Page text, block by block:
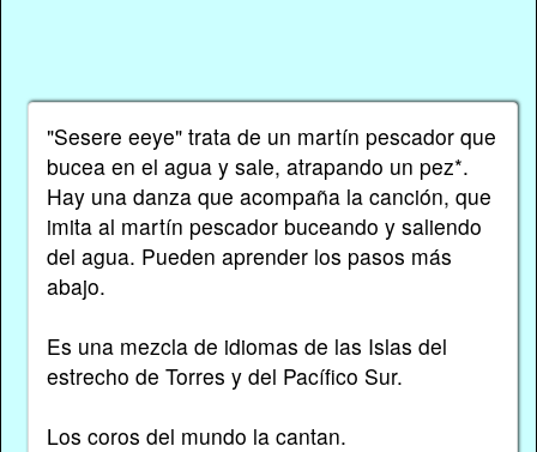
"Sesere eeye" trata de un martín pescador que
bucea en el agua y sale, atrapando un pez*.
Hay una danza que acompaña la canción, que
imita al martín pescador buceando y saliendo
del agua. Pueden aprender los pasos más
abajo.
Es una mezcla de idiomas de las Islas del
estrecho de Torres y del Pacífico Sur.
Los coros del mundo la cantan.